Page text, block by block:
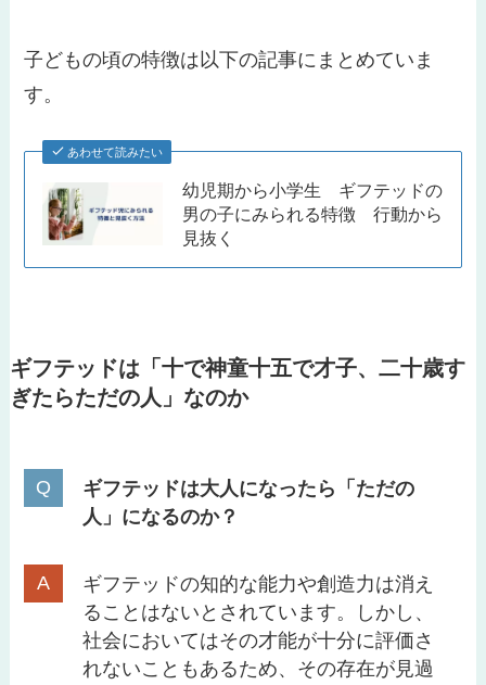
子どもの頃の特徴は以下の記事にまとめていま
す。
あわせて読みたい
幼児期から小学生 ギフテッドの
男の子にみられる特徴 行動から
見抜く
ギフテッドは「十で神童十五で才子、二十歳す
ぎたらただの人」なのか
ギフテッドは大人になったら「ただの
人」になるのか？
ギフテッドの知的な能力や創造力は消え
ることはないとされています。しかし、
社会においてはその才能が十分に評価さ
れないこともあるため、その存在が見過